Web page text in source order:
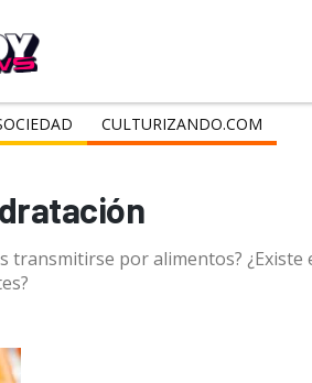
CULTURIZANDO.COM
transmitirse por alimentos? ¿Existe